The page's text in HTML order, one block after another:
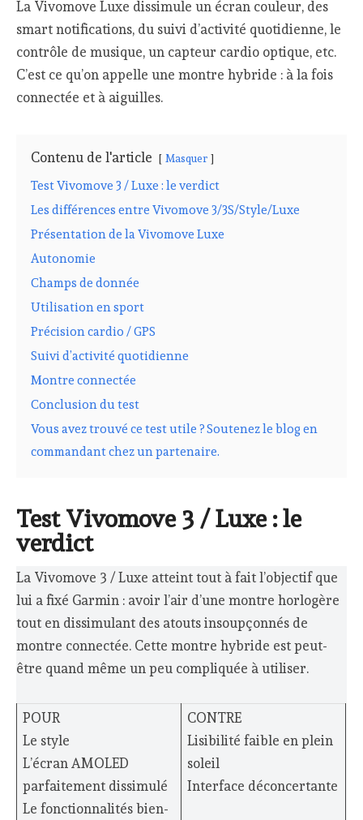
La Vivomove Luxe dissimule un écran couleur, des
smart notifications, du suivi d’activité quotidienne, le
contrôle de musique, un capteur cardio optique, etc.
C’est ce qu’on appelle une montre hybride : à la fois
connectée et à aiguilles.
Contenu de l'article Masquer
Test Vivomove 3 / Luxe : le verdict
Les différences entre Vivomove 3/3S/Style/Luxe
Présentation de la Vivomove Luxe
Autonomie
Champs de donnée
Utilisation en sport
Précision cardio / GPS
Suivi d’activité quotidienne
Montre connectée
Conclusion du test
Vous avez trouvé ce test utile ? Soutenez le blog en
commandant chez un partenaire.
Test Vivomove 3 / Luxe : le
verdict
La Vivomove 3 / Luxe atteint tout à fait l’objectif que
lui a fixé Garmin : avoir l’air d’une montre horlogère
tout en dissimulant des atouts insoupçonnés de
montre connectée. Cette montre hybride est peut-
être quand même un peu compliquée à utiliser.
POUR
Le style
L’écran AMOLED
parfaitement dissimulé
Le fonctionnalités bien-
CONTRE
Lisibilité faible en plein
soleil
Interface déconcertante